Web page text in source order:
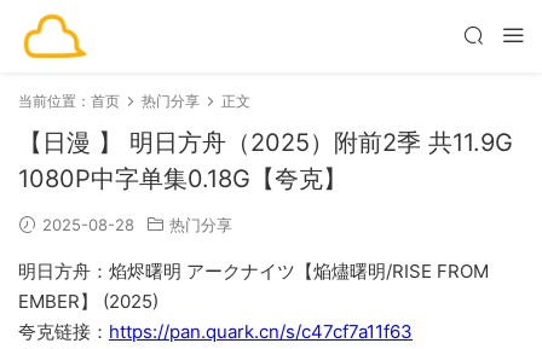
当前位置： 首页 热门分享 正文
【日漫 】 明日方舟（2025）附前2季 共11.9G
1080P中字单集0.18G【夸克】
2025-08-28 热门分享
明日方舟：焰烬曙明 アークナイツ【焔燼曙明/RISE FROM
EMBER】 (2025)
夸克链接： https://pan.quark.cn/s/c47cf7a11f63